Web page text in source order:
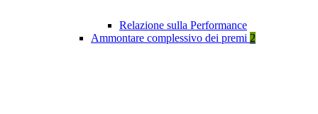
Relazione sulla Performance
Ammontare complessivo dei premi 2